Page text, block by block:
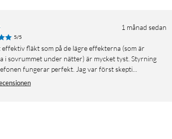
1 månad sedan
5/5
i sovrummet under nätter) är mycket tyst. Styrning
fungerar perfekt. Jag var först skepti...